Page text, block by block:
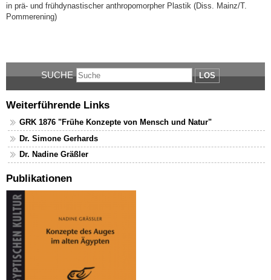
in prä- und frühdynastischer anthropomorpher Plastik (Diss. Mainz/T.
Pommerening)
SUCHE LOS
Weiterführende Links
GRK 1876 "Frühe Konzepte von Mensch und Natur"
Dr. Simone Gerhards
Dr. Nadine Gräßler
Publikationen